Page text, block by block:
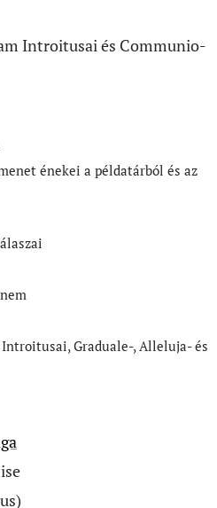
Introitusai és Communio-
énekei a példatárból és az
Graduale-, Alleluja- és